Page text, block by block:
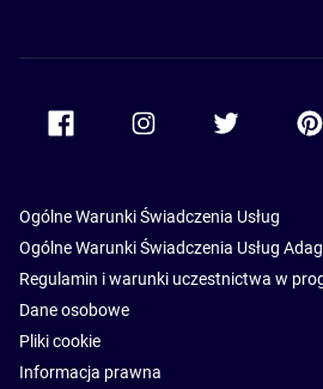
Accor Facebook Accor Twitter
Ogólne Warunki Świadczenia Usług
Ogólne Warunki Świadczenia Usług
Regulamin i warunki uczestnictwa w
Dane osobowe
Pliki cookie
Informacja prawna